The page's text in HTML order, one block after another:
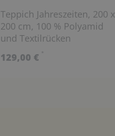
Teppich Jahreszeiten, 200 x
200 cm, 100 % Polyamid
und Textilrücken
129,00 € *